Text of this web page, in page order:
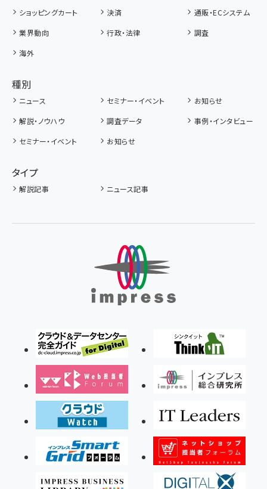
ショッピングカート
決済
通販・ECシステム
業界動向
行政・法律
調査
海外
種別
ニュース セミナー・イベント
お知らせ
解説・ノウハウ
調査データ
事例・インタビュー
セミナー・イベント
お知らせ
タイプ
解説記事 ニュース記事